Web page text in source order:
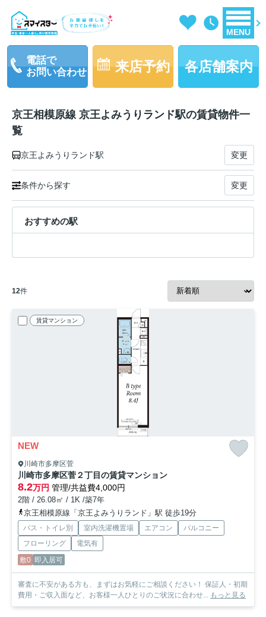
MENU
電話で
お問い合わせ
来店予約 各店舗案内
京王相模原線 京王よみうりランド駅の賃貸物件一
覧
京王よみうりランド駅 変更
条件から探す 変更
おすすめの駅
12件
賃貸マンション
NEW
川崎市多摩区菅
川崎市多摩区菅２丁目の賃貸マンション
8.2万円 管理/共益費4,000円
2階 / 26.08㎡ / 1K /築7年
京王相模原線「京王よみうりランド」駅 徒歩19分
バス・トイレ別 室内洗濯機置場 エアコン
バルコニー
フローリング
電気有
敷0 即入居可
審査に不安がある方も、まずはお気軽にご相談ください！ 保証人・初期
費用・ご収入面など、お客様一人ひとりのご状況に合わせ... もっと見る